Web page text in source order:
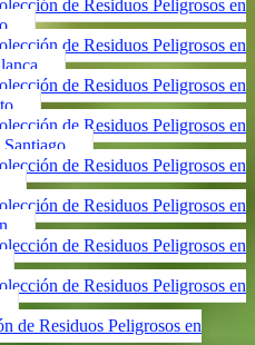
de Residuos Peligrosos en
de Residuos Peligrosos en
de Residuos Peligrosos en
de Residuos Peligrosos en
de Residuos Peligrosos en
de Residuos Peligrosos en
de Residuos Peligrosos en
de Residuos Peligrosos en
de Residuos Peligrosos en